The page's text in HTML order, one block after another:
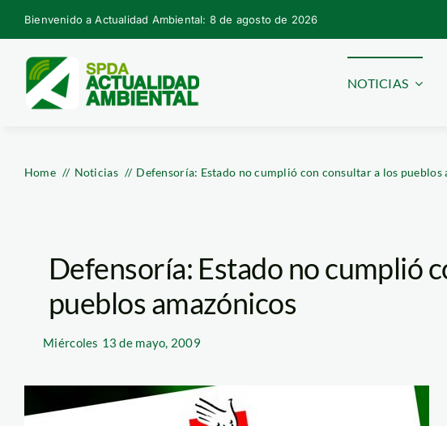
Skip
to
content
Bienvenido a Actualidad Ambiental: 8 de agosto de 2026
NOTICIAS
Home Noticias Defensoría: Estado no cumplió con consultar a los pueblos
Defensoría: Estado no cumplió
pueblos amazónicos
Miércoles 13 de mayo, 2009